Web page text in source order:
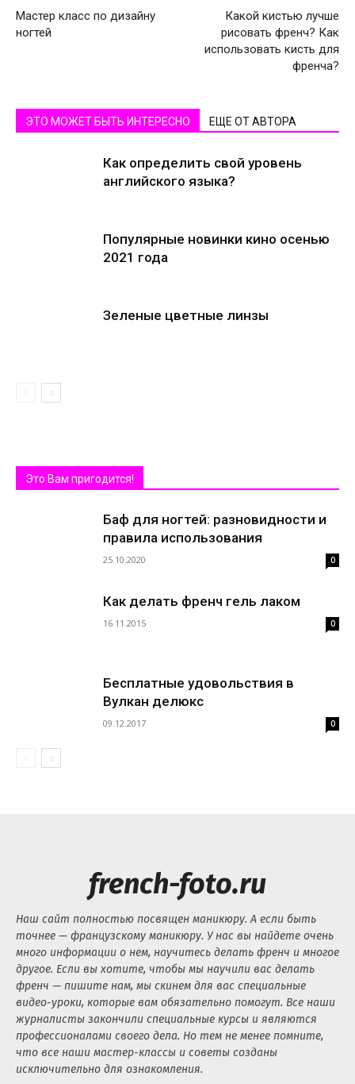
Мастер класс по дизайну
ногтей
Какой кистью лучше
рисовать френч? Как
использовать кисть для
френча?
ЭТО МОЖЕТ БЫТЬ ИНТЕРЕСНО ЕЩЕ ОТ АВТОРА
Как определить свой уровень
английского языка?
Популярные новинки кино осенью
2021 года
Зеленые цветные линзы
Это Вам пригодится!
Баф для ногтей: разновидности и
правила использования
25.10.2020 0
Как делать френч гель лаком
16.11.2015 0
Бесплатные удовольствия в
Вулкан делюкс
09.12.2017 0
french-foto.ru
Наш сайт полностью посвящен маникюру. А если быть
точнее — французскому маникюру. У нас вы найдете очень
много информации о нем, научитесь делать френч и многое
другое. Если вы хотите, чтобы мы научили вас делать
френч — пишите нам, мы скинем для вас специальные
видео-уроки, которые вам обязательно помогут. Все наши
журналисты закончили специальные курсы и являются
профессионалами своего дела. Но тем не менее помните,
что все наши мастер-классы и советы созданы
исключительно для ознакомления.